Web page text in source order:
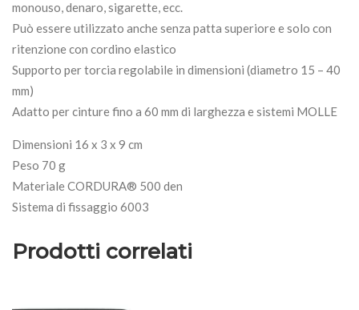
monouso, denaro, sigarette, ecc.
Può essere utilizzato anche senza patta superiore e solo con
ritenzione con cordino elastico
Supporto per torcia regolabile in dimensioni (diametro 15 – 40
mm)
Adatto per cinture fino a 60 mm di larghezza e sistemi MOLLE
Dimensioni 16 x 3 x 9 cm
Peso 70 g
Materiale CORDURA® 500 den
Sistema di fissaggio 6003
Prodotti correlati